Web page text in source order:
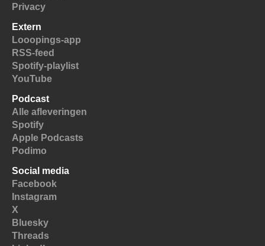
Privacy
Extern
Looopings-app
RSS-feed
Spotify-playlist
YouTube
Podcast
Alle afleveringen
Spotify
Apple Podcasts
Podimo
Social media
Facebook
Instagram
X
Bluesky
Threads